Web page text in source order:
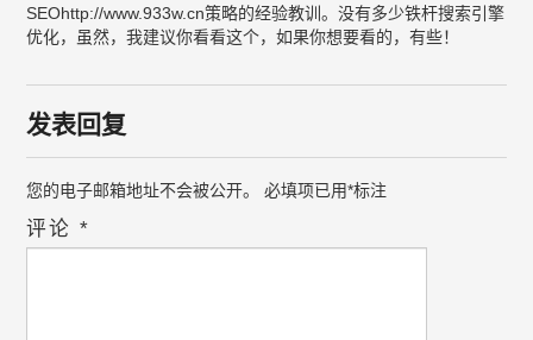
SEOhttp://www.933w.cn策略的经验教训。没有多少铁杆搜索引擎
优化，虽然，我建议你看看这个，如果你想要看的，有些！
发表回复
您的电子邮箱地址不会被公开。 必填项已用*标注
评论*